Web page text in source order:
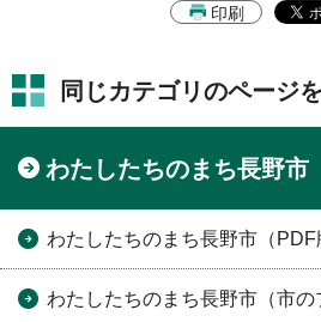
印刷
同じカテゴリのページ
わたしたちのまち長野市
わたしたちのまち長野市（PDF
わたしたちのまち長野市（市の